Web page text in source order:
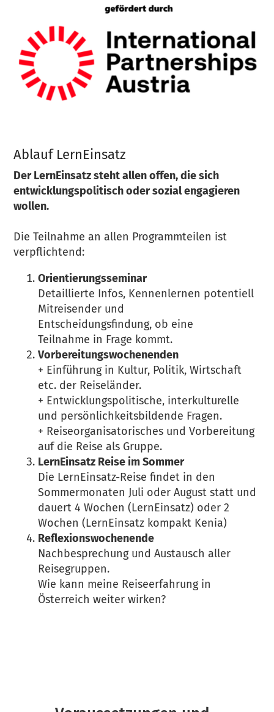
Ablauf LernEinsatz
Der LernEinsatz steht allen offen, die sich
entwicklungspolitisch oder sozial engagieren
wollen.
Die Teilnahme an allen Programmteilen ist
verpflichtend:
Orientierungsseminar
Detaillierte Infos, Kennenlernen potentiell
Mitreisender und
Entscheidungsfindung, ob eine
Teilnahme in Frage kommt.
Vorbereitungswochenenden
+ Einführung in Kultur, Politik, Wirtschaft
etc. der Reiseländer.
+ Entwicklungspolitische, interkulturelle
und persönlichkeitsbildende Fragen.
+ Reiseorganisatorisches und Vorbereitung
auf die Reise als Gruppe.
LernEinsatz Reise im Sommer
Die LernEinsatz-Reise findet in den
Sommermonaten Juli oder August statt und
dauert 4 Wochen (LernEinsatz) oder 2
Wochen (LernEinsatz kompakt Kenia)
Reflexionswochenende
Nachbesprechung und Austausch aller
Reisegruppen.
Wie kann meine Reiseerfahrung in
Österreich weiter wirken?